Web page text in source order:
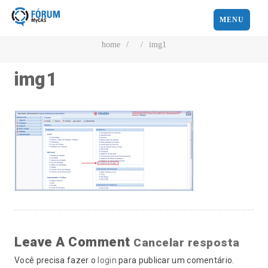
MENU
home / / img1
img1
Leave A Comment Cancelar resposta
Você precisa fazer o login para publicar um comentário.